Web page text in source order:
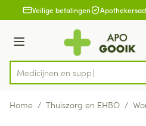
Ga naar de inhoud
1 van 1Veilige betalingen
Menu
Product, merk, categorie...
Home / Thuiszorg en EHBO /